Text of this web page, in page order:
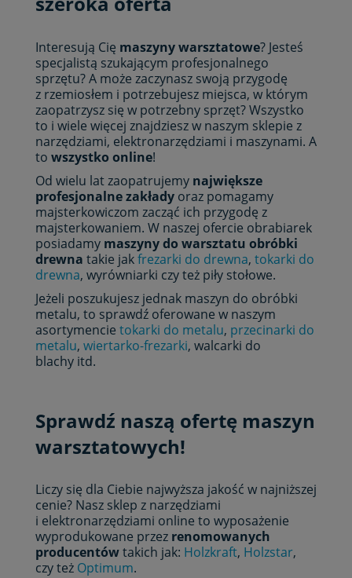
Interesują Cię maszyny warsztatowe? Jesteś
specjalistą szukającym profesjonalnego
sprzętu? A może zaczynasz swoją przygodę
z rzemiosłem i potrzebujesz miejsca, w którym
zaopatrzysz się w potrzebny sprzęt? Wszystko
to i wiele więcej znajdziesz w naszym sklepie z
narzędziami, elektronarzędziami i maszynami. A
to wszystko online!
Od wielu lat zaopatrujemy największe
profesjonalne zakłady oraz pomagamy
majsterkowiczom zacząć ich przygodę z
majsterkowaniem. W naszej ofercie obrabiarek
posiadamy maszyny do warsztatu obróbki
drewna takie jakfrezarki do drewna, tokarki do
drewna, wyrówniarki czy też piły stołowe.
Jeżeli poszukujesz jednak maszyn do obróbki
metalu, to sprawdź oferowane w naszym
asortymencie tokarki do metalu, przecinarki do
metalu, wiertarko-frezarki, walcarki do
blachy itd.
Sprawdź naszą ofertę maszyn
warsztatowych!
Liczy się dla Ciebie najwyższa jakość w najniższej
cenie? Nasz sklep z narzędziami
i elektronarzędziami online to wyposażenie
wyprodukowane przez renomowanych
producentówtakich jak: Holzkraft, Holzstar,
czy też Optimum.